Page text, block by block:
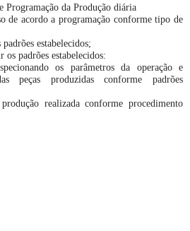
Programação da Produção diária
de acordo a programação conforme tipo de
estabelecidos;
padrões estabelecidos:
os parâmetros da operação e
peças produzidas conforme padrões
realizada conforme procedimento